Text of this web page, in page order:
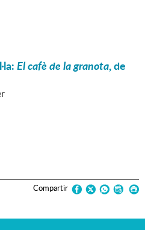
El cafè de la granota, de
Compartir